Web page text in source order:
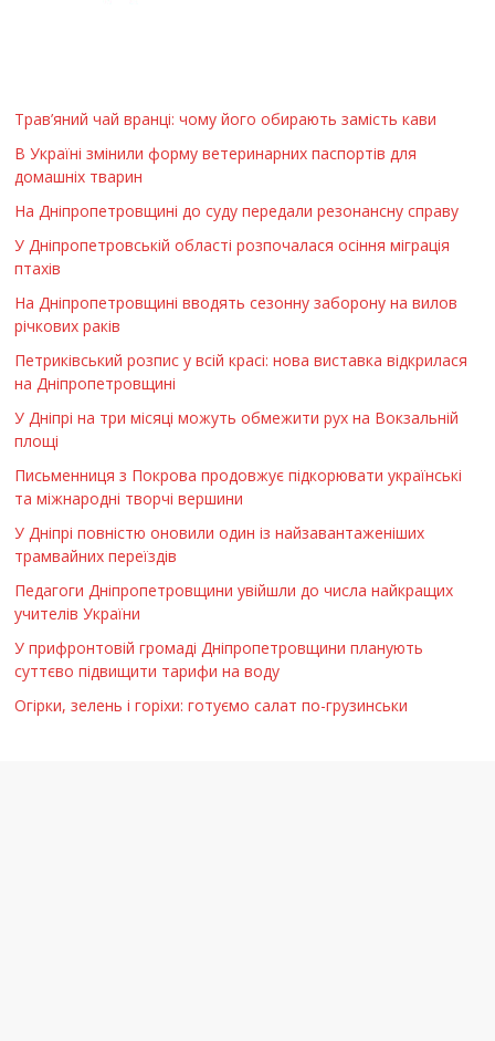
Трав’яний чай вранці: чому його обирають замість кави
В Україні змінили форму ветеринарних паспортів для
домашніх тварин
На Дніпропетровщині до суду передали резонансну справу
У Дніпропетровській області розпочалася осіння міграція
птахів
На Дніпропетровщині вводять сезонну заборону на вилов
річкових раків
Петриківський розпис у всій красі: нова виставка відкрилася
на Дніпропетровщині
У Дніпрі на три місяці можуть обмежити рух на Вокзальній
площі
Письменниця з Покрова продовжує підкорювати українські
та міжнародні творчі вершини
У Дніпрі повністю оновили один із найзавантаженіших
трамвайних переїздів
Педагоги Дніпропетровщини увійшли до числа найкращих
учителів України
У прифронтовій громаді Дніпропетровщини планують
суттєво підвищити тарифи на воду
Огірки, зелень і горіхи: готуємо салат по-грузинськи